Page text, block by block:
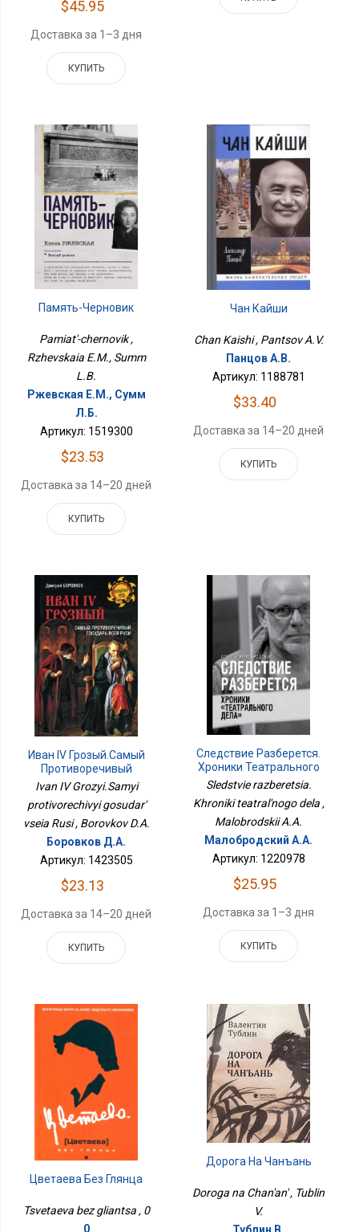
$45.95
Доставка за 1–3 дня
КУПИТЬ
Память-Черновик
Pamiat'-chernovik ,
Rzhevskaia E.M., Summ
L.B.
Ржевская Е.М., Сумм
Л.Б.
Артикул: 1519300
$23.53
Доставка за 14–20 дней
КУПИТЬ
Чан Кайши
Chan Kaishi , Pantsov A.V.
Панцов А.В.
Артикул: 1188781
$33.40
Доставка за 14–20 дней
КУПИТЬ
Иван IV Грозый.Самый
Противоречивый
Государь Всея Руси
Ivan IV Grozyi.Samyi
protivorechivyi gosudar'
vseia Rusi , Borovkov D.A.
Боровков Д.А.
Артикул: 1423505
$23.13
Доставка за 14–20 дней
КУПИТЬ
Следствие Разберется.
Хроники Театрального
Дела
Sledstvie razberetsia.
Khroniki teatral'nogo dela ,
Malobrodskii A.A.
Малобродский А.А.
Артикул: 1220978
$25.95
Доставка за 1–3 дня
КУПИТЬ
Цветаева Без Глянца
Tsvetaeva bez gliantsa , 0
0
Дорога На Чанъань
Doroga na Chan'an' , Tublin
V.